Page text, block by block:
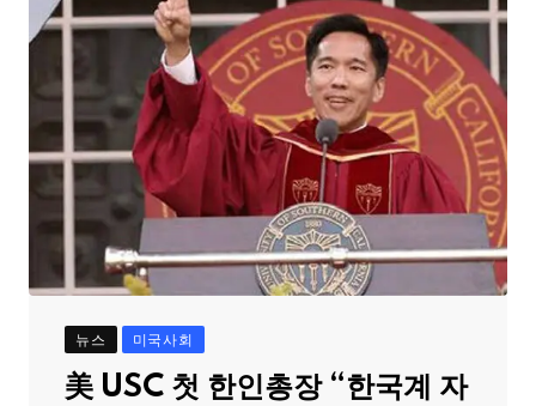
뉴스 미국사회
美 USC 첫 한인총장 “한국계 자